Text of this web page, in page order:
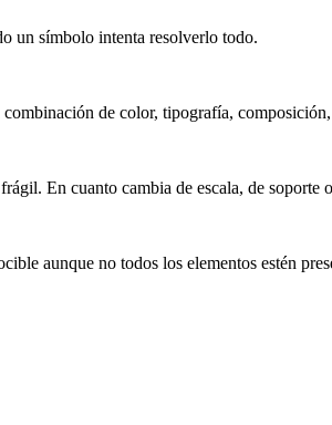
un símbolo intenta resolverlo todo.
de color, tipografía,
En cuanto cambia de escala, de soporte
aunque no todos los elementos estén